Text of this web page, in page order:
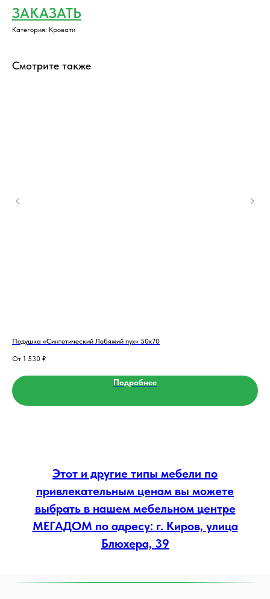
ЗАКАЗАТЬ
Категория: Кровати
Смотрите также
Подушка «Синтетический Лебяжий пух» 50х70
1 530 ₽
Подробнее
Этот и другие типы мебели по
привлекательным ценам вы можете
выбрать в нашем мебельном центре
МЕГАДОМ по адресу: г. Киров, улица
Блюхера, 39